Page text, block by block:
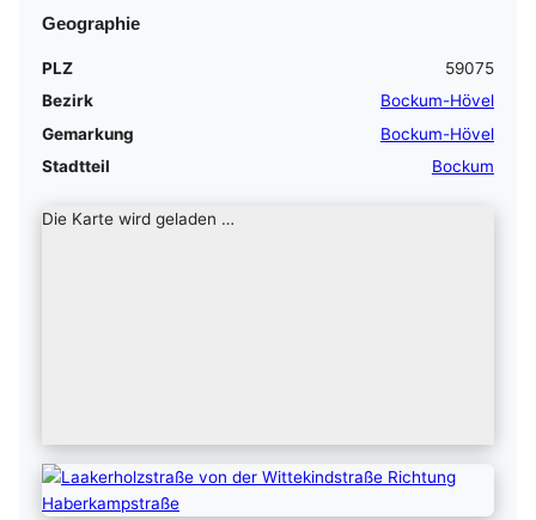
Geographie
PLZ
59075
Bezirk
Bockum-Hövel
Gemarkung
Bockum-Hövel
Stadtteil
Bockum
Die Karte wird geladen …